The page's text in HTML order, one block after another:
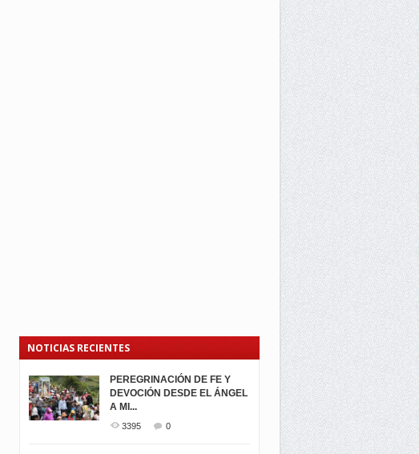
NOTICIAS RECIENTES
PEREGRINACIÓN DE FE Y
DEVOCIÓN DESDE EL ÁNGEL
A MI...
3395 0